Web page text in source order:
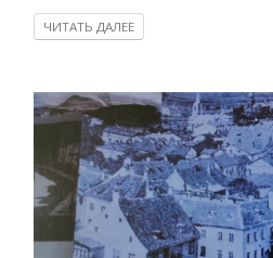
ЧИТАТЬ ДАЛЕЕ